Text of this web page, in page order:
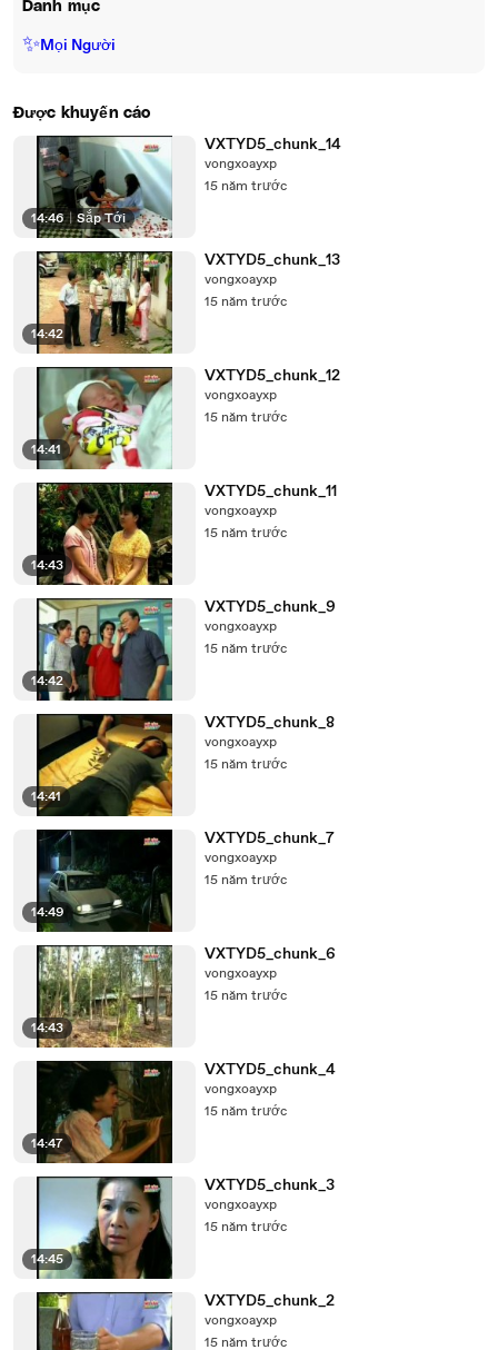
Danh mục
✨Mọi Người
Được khuyến cáo
14:46 | Sắp Tới
VXTYD5_chunk_14
vongxoayxp
15 năm trước
14:42
VXTYD5_chunk_13
vongxoayxp
15 năm trước
14:41
VXTYD5_chunk_12
vongxoayxp
15 năm trước
14:43
VXTYD5_chunk_11
vongxoayxp
15 năm trước
14:42
VXTYD5_chunk_9
vongxoayxp
15 năm trước
14:41
VXTYD5_chunk_8
vongxoayxp
15 năm trước
14:49
VXTYD5_chunk_7
vongxoayxp
15 năm trước
14:43
VXTYD5_chunk_6
vongxoayxp
15 năm trước
14:47
VXTYD5_chunk_4
vongxoayxp
15 năm trước
14:45
VXTYD5_chunk_3
vongxoayxp
15 năm trước
VXTYD5_chunk_2
vongxoayxp
15 năm trước